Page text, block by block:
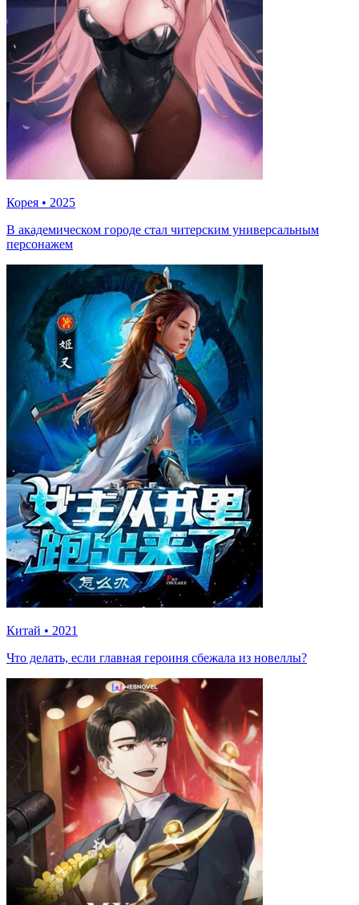
Корея • 2025
В академическом городе стал читерским универсальным
персонажем
Китай • 2021
Что делать, если главная героиня сбежала из новеллы?